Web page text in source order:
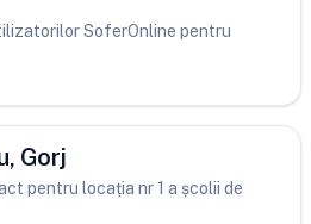
SoferOnline pentru
Gorj
pentru locația nr 1 a școlii de